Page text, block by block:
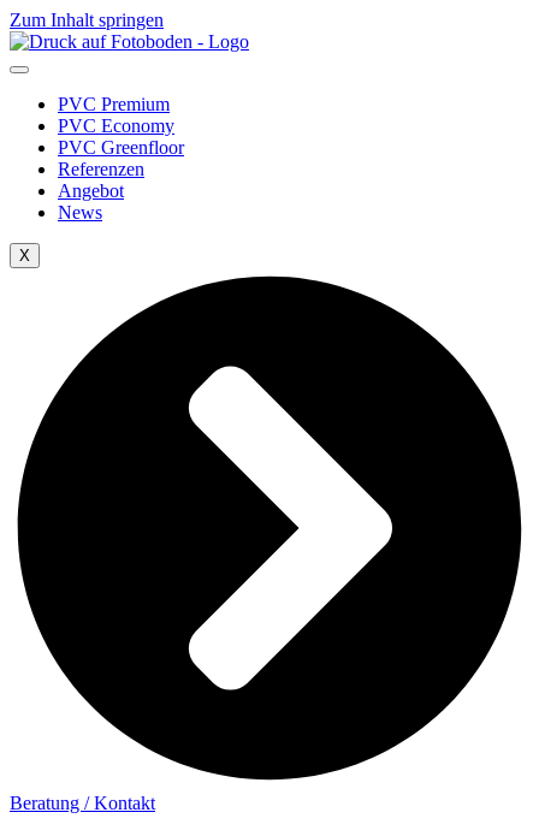
Zum Inhalt springen
PVC Premium
PVC Economy
PVC Greenfloor
Referenzen
Angebot
News
X
Beratung / Kontakt